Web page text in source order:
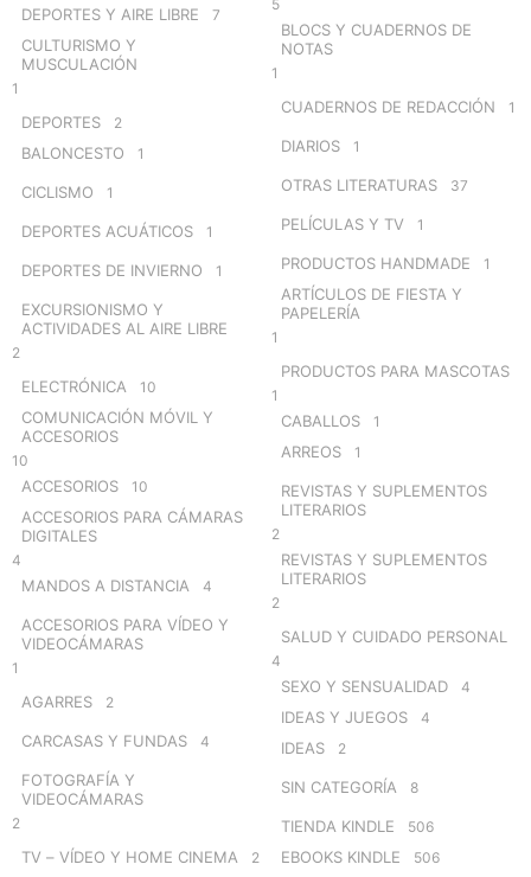
DEPORTES Y AIRE LIBRE 7
CULTURISMO Y
MUSCULACIÓN
1
DEPORTES 2
BALONCESTO 1
CICLISMO 1
DEPORTES ACUÁTICOS 1
DEPORTES DE INVIERNO 1
EXCURSIONISMO Y
ACTIVIDADES AL AIRE LIBRE
2
ELECTRÓNICA 10
COMUNICACIÓN MÓVIL Y
ACCESORIOS
10
ACCESORIOS 10
ACCESORIOS PARA CÁMARAS
DIGITALES
4
MANDOS A DISTANCIA 4
ACCESORIOS PARA VÍDEO Y
VIDEOCÁMARAS
1
AGARRES 2
CARCASAS Y FUNDAS 4
FOTOGRAFÍA Y
VIDEOCÁMARAS
2
TV – VÍDEO Y HOME CINEMA 2
5
BLOCS Y CUADERNOS DE
NOTAS
1
CUADERNOS DE REDACCIÓN 1
DIARIOS 1
OTRAS LITERATURAS 37
PELÍCULAS Y TV 1
PRODUCTOS HANDMADE 1
ARTÍCULOS DE FIESTA Y
PAPELERÍA
1
PRODUCTOS PARA MASCOTAS
1
CABALLOS 1
ARREOS 1
REVISTAS Y SUPLEMENTOS
LITERARIOS
2
REVISTAS Y SUPLEMENTOS
LITERARIOS
2
SALUD Y CUIDADO PERSONAL
4
SEXO Y SENSUALIDAD 4
IDEAS Y JUEGOS 4
IDEAS 2
SIN CATEGORÍA 8
TIENDA KINDLE 506
EBOOKS KINDLE 506